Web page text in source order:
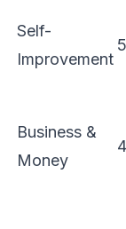
Self-
Improvement
5
Business &
Money